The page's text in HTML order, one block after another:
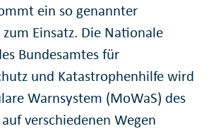
ein so genannter
Einsatz. Die Nationale
Bundesamtes für
und Katastrophenhilfe wird
Warnsystem (MoWaS) des
verschiedenen Wegen